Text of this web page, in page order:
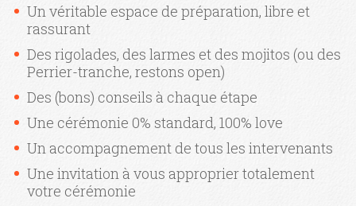
Un véritable espace de préparation, libre et
rassurant
Des rigolades, des larmes et des mojitos (ou des
Perrier-tranche, restons open)
Des (bons) conseils à chaque étape
Une cérémonie 0% standard, 100% love
Un accompagnement de tous les intervenants
Une invitation à vous approprier totalement
votre cérémonie